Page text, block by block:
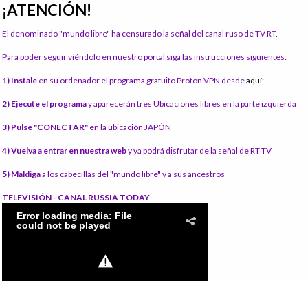
¡ATENCIÓN!
El denominado "mundo libre" ha censurado la señal del canal ruso de TV RT.
Para poder seguir viéndolo en nuestro portal siga las instrucciones siguientes:
1) Instale en su ordenador el programa gratuito Proton VPN desdeaquí:
2) Ejecute el programay aparecerán tres Ubicaciones libres en la parte izquierda
3) Pulse "CONECTAR" en la ubicación JAPÓN
4) Vuelva a entrar en nuestra weby ya podrá disfrutar de la señal de RT TV
5) Maldigaa los cabecillas del "mundo libre" y a sus ancestros
TELEVISIÓN - CANAL RUSSIA TODAY